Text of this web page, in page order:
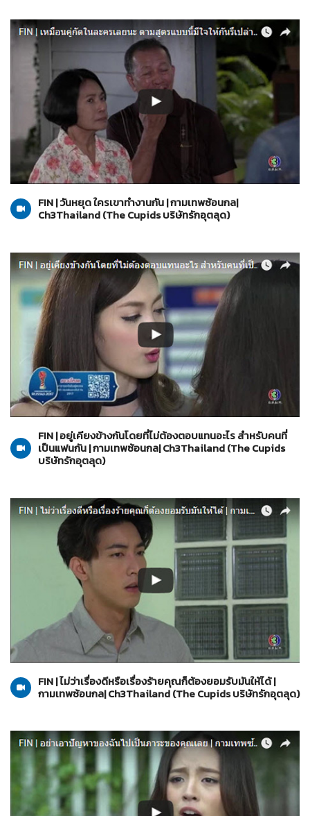
13-06-2560
The Cupids บริษัทรักอุตลุด
FIN | วันหยุด ใครเขาทำงานกัน | กามเทพซ้อนกล|
Ch3Thailand (The Cupids บริษัทรักอุตลุด)
13-06-2560
The Cupids บริษัทรักอุตลุด
FIN | อยู่เคียงข้างกันโดยที่ไม่ต้องตอบแทนอะไร สำหรับคนที่
เป็นแฟนกัน | กามเทพซ้อนกล| Ch3Thailand (The Cupids
บริษัทรักอุตลุด)
13-06-2560
The Cupids บริษัทรักอุตลุด
FIN | ไม่ว่าเรื่องดีหรือเรื่องร้ายคุณก็ต้องยอมรับมันให้ได้ |
กามเทพซ้อนกล| Ch3Thailand (The Cupids บริษัทรักอุตลุด)